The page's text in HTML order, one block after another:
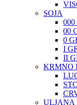
SOJA
00
0
I
II
KRMNO
ULJANA